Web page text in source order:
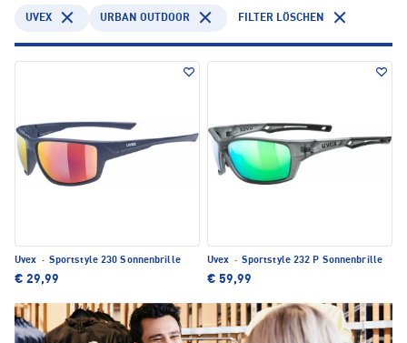
UVEX URBAN OUTDOOR FILTER LÖSCHEN
Uvex · Sportstyle 230 Sonnenbrille
€ 29,99
Uvex · Sportstyle 232 P Sonnenbrille
€ 59,99